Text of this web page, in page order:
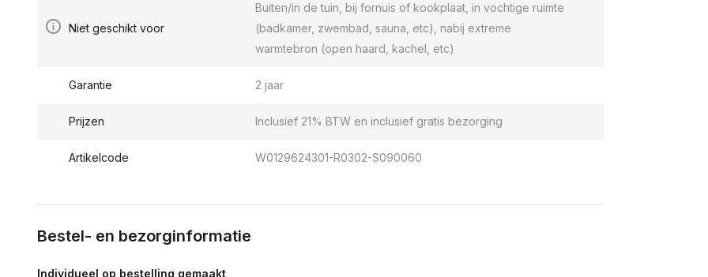
Niet geschikt voor
Buiten/in de tuin, bij fornuis of kookplaat, in vochtige ruimte
(badkamer, zwembad, sauna, etc), nabij extreme
warmtebron (open haard, kachel, etc)
Garantie 2 jaar
Prijzen Inclusief 21% BTW en inclusief gratis bezorging
Artikelcode W0129624301-R0302-S090060
Bestel- en bezorginformatie
Individueel op bestelling gemaakt